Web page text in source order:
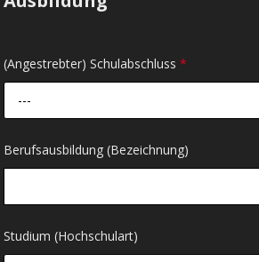
(Angestrebter) Schulabschluss*
---
Berufsausbildung (Bezeichnung)
Studium (Hochschulart)